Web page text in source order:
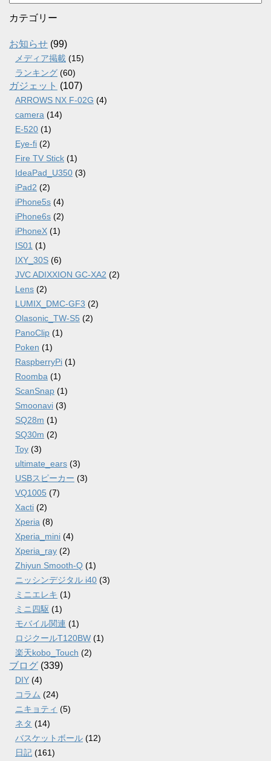
ー
カ
ブ
カテゴリー
お知らせ (99)
メディア掲載 (15)
ランキング (60)
ガジェット (107)
ARROWS NX F-02G (4)
camera (14)
E-520 (1)
Eye-fi (2)
Fire TV Stick (1)
IdeaPad_U350 (3)
iPad2 (2)
iPhone5s (4)
iPhone6s (2)
iPhoneX (1)
IS01 (1)
IXY_30S (6)
JVC ADIXXION GC-XA2 (2)
Lens (2)
LUMIX_DMC-GF3 (2)
Olasonic_TW-S5 (2)
PanoClip (1)
Poken (1)
RaspberryPi (1)
Roomba (1)
ScanSnap (1)
Smoonavi (3)
SQ28m (1)
SQ30m (2)
Toy (3)
ultimate_ears (3)
USBスピーカー (3)
VQ1005 (7)
Xacti (2)
Xperia (8)
Xperia_mini (4)
Xperia_ray (2)
Zhiyun Smooth-Q (1)
ニッシンデジタル i40 (3)
ミニエレキ (1)
ミニ四駆 (1)
モバイル関連 (1)
ロジクールT120BW (1)
楽天kobo_Touch (2)
ブログ (339)
DIY (4)
コラム (24)
ニキョティ (5)
ネタ (14)
バスケットボール (12)
日記 (161)